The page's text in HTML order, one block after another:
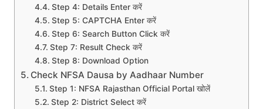
Step 4: Details Enter करें
Step 5: CAPTCHA Enter करें
Step 6: Search Button Click करें
Step 7: Result Check करें
Step 8: Download Option
Check NFSA Dausa by Aadhaar Number
Step 1: NFSA Rajasthan Official Portal खोलें
Step 2: District Select करें